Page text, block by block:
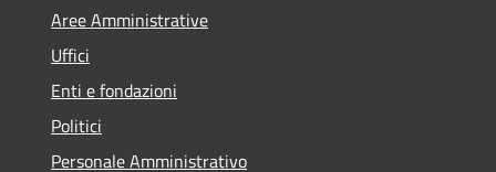
Aree Amministrative
Uffici
Enti e fondazioni
Politici
Personale Amministrativo